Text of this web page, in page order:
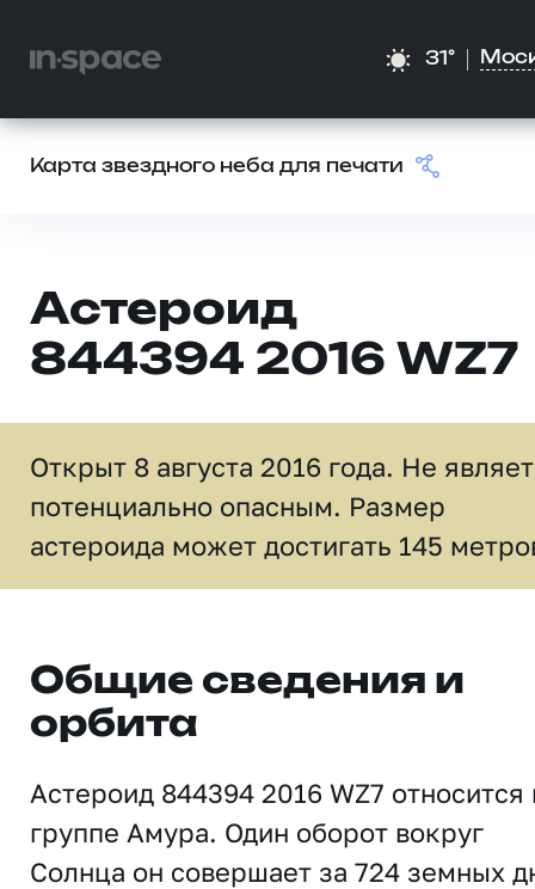
31°
Карта звездного неба для печати
Астероид
844394 2016 WZ7
Открыт 8 августа 2016 года. Не
потенциально опасным. Размер
астероида может достигать 145
Общие сведения и
орбита
Астероид 844394 2016 WZ7 относится
группе Амура. Один оборот вокруг
Солнца он совершает за 724 земных